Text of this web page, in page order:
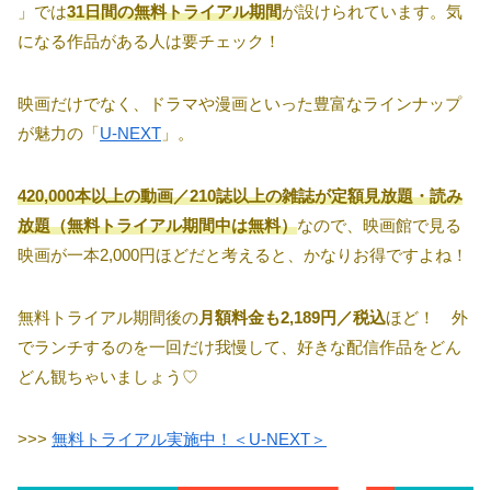
」では31日間の無料トライアル期間が設けられています。気
になる作品がある人は要チェック！
映画だけでなく、ドラマや漫画といった豊富なラインナップ
が魅力の「U-NEXT 」。
420,000本以上の動画／210誌以上の雑誌が定額見放題・読み
放題（無料トライアル期間中は無料）なので、映画館で見る
映画が一本2,000円ほどだと考えると、かなりお得ですよね！
無料トライアル期間後の月額料金も2,189円／税込ほど！ 外
でランチするのを一回だけ我慢して、好きな配信作品をどん
どん観ちゃいましょう♡
>>> 無料トライアル実施中！＜U-NEXT＞